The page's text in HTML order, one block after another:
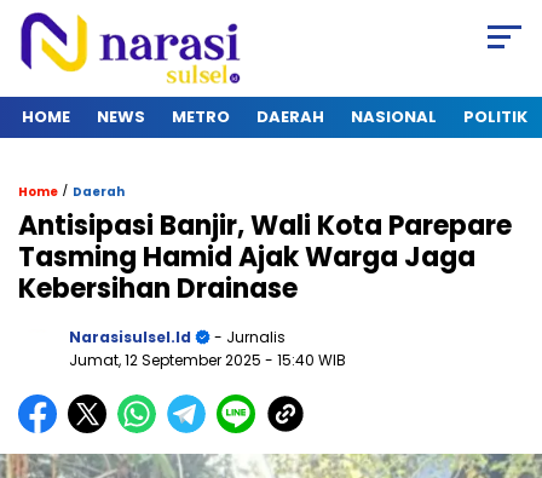
HOME NEWS METRO DAERAH NASIONAL POLITIK
Home / Daerah
Antisipasi Banjir, Wali Kota Parepare
Tasming Hamid Ajak Warga Jaga
Kebersihan Drainase
Narasisulsel.id
- Jurnalis
Jumat, 12 September 2025 - 15:40 WIB